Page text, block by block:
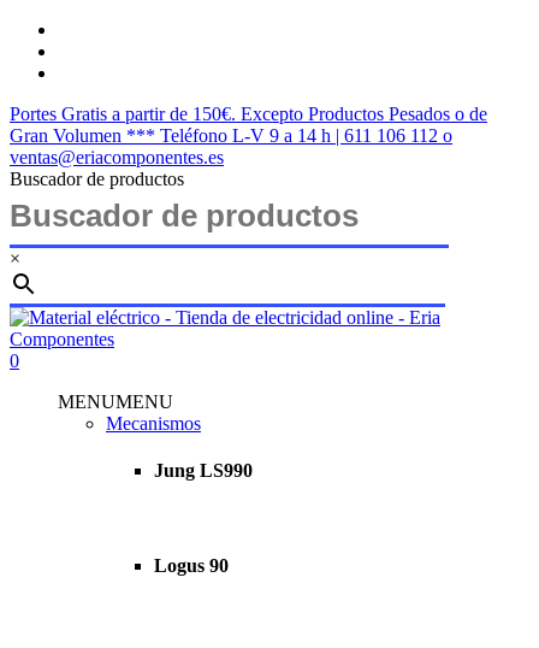
Saltar
contenido
Portes Gratis a partir de 150€. Excepto Productos Pesados o de
Gran Volumen *** Teléfono L-V 9 a 14 h | 611 106 112 o
ventas@eriacomponentes.es
Buscador de productos
×
Cerrar
búsqueda
buscar
account
0
MENUMENU
Mecanismos
Jung LS990
Logus 90